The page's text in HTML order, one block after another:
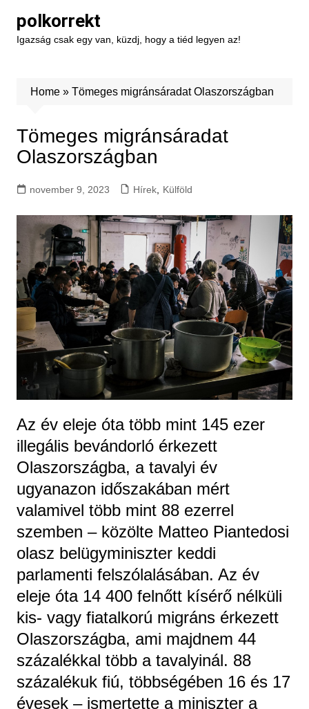
content
polkorrekt
Igazság csak egy van, küzdj, hogy a tiéd legyen az!
Home» Tömeges migránsáradat Olaszországban
Tömeges migránsáradat
Olaszországban
november 9, 2023 Hírek, Külföld
Az év eleje óta több mint 145 ezer
illegális bevándorló érkezett
Olaszországba, a tavalyi év
ugyanazon időszakában mért
valamivel több mint 88 ezerrel
szemben – közölte Matteo Piantedosi
olasz belügyminiszter keddi
parlamenti felszólalásában. Az év
eleje óta 14 400 felnőtt kísérő nélküli
kis- vagy fiatalkorú migráns érkezett
Olaszországba, ami majdnem 44
százalékkal több a tavalyinál. 88
százalékuk fiú, többségében 16 és 17
évesek – ismertette a miniszter a